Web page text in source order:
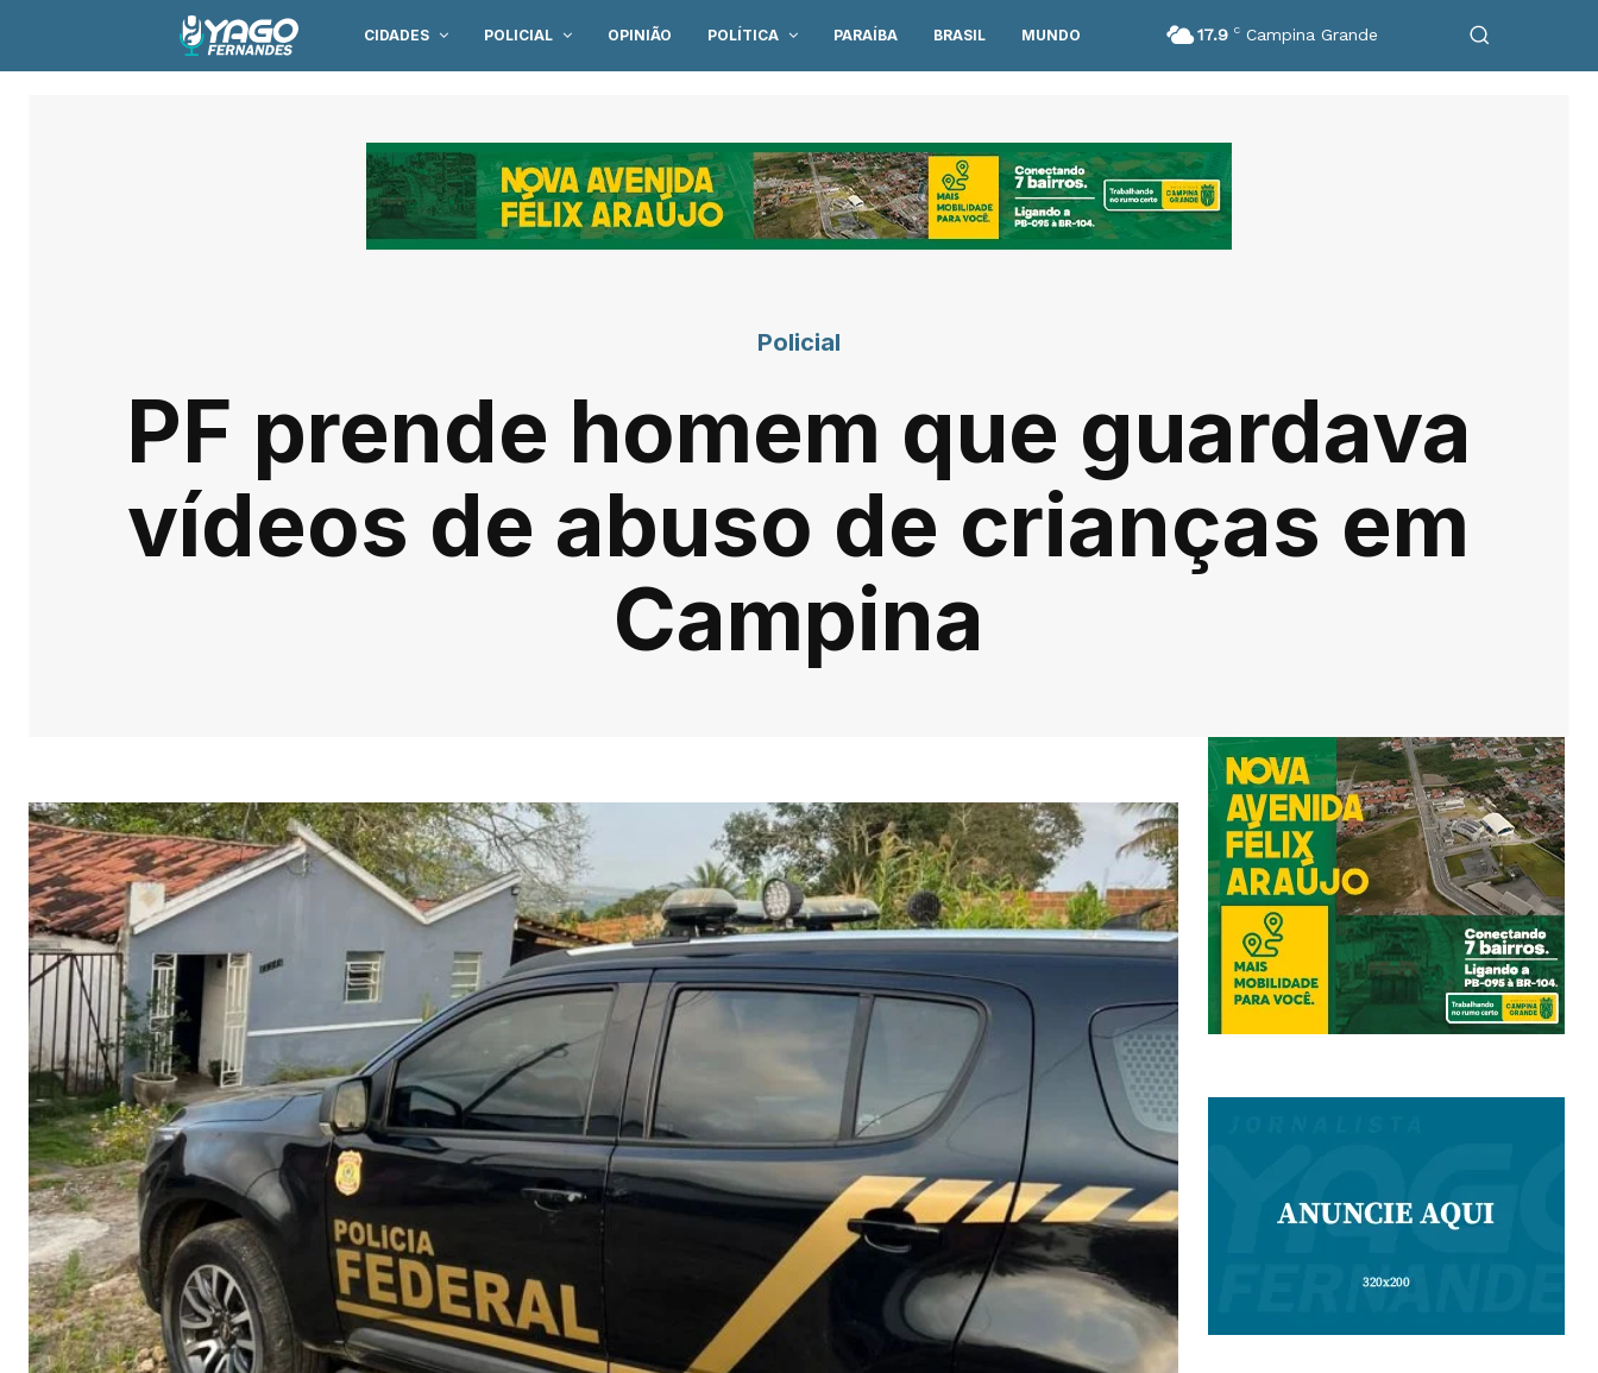
CIDADES POLICIAL OPINIÃO POLÍTICA PARAÍBA BRASIL MUNDO 17.9 C Campina Grande
Policial
PF prende homem que guardava
vídeos de abuso de crianças em
Campina